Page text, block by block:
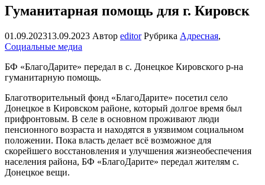
Гуманитарная помощь для г. Кировск
01.09.202313.09.2023 Автор editor Рубрика Адресная,
Социальные медиа
БФ «БлагоДарите» передал в с. Донецкое Кировского р-на
гуманитарную помощь.
Благотворительный фонд «БлагоДарите» посетил село
Донецкое в Кировском районе, который долгое время был
прифронтовым. В селе в основном проживают люди
пенсионного возраста и находятся в уязвимом социальном
положении. Пока власть делает всё возможное для
скорейшего восстановления и улучшения жизнеобеспечения
населения района, БФ «БлагоДарите» передал жителям с.
Донецкое вещи.